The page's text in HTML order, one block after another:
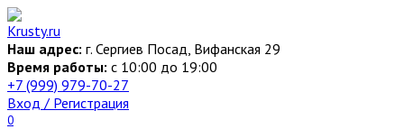
Перейти
к
содержанию
Наш адрес: г. Сергиев Посад, Вифанская 29
Время работы: c 10:00 до 19:00
+7 (999) 979-70-27
Вход / Регистрация
0